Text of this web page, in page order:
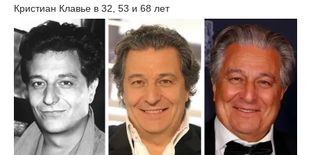
Кристиан Клавье в 32, 53 и 68 лет